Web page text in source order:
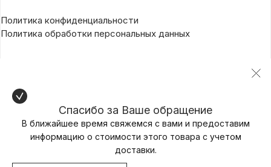
Политика конфиденциальности
Политика обработки персональных данных
Спасибо за Ваше обращение
В ближайшее время свяжемся с вами и предоставим
информацию о стоимости этого товара с учетом
доставки.